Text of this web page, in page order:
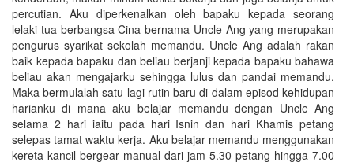
percutian. Aku diperkenalkan oleh bapaku kepada seorang
lelaki tua berbangsa Cina bernama Uncle Ang yang merupakan
pengurus syarikat sekolah memandu. Uncle Ang adalah rakan
baik kepada bapaku dan beliau berjanji kepada bapaku bahawa
beliau akan mengajarku sehingga lulus dan pandai memandu.
Maka bermulalah satu lagi rutin baru di dalam episod kehidupan
harianku di mana aku belajar memandu dengan Uncle Ang
selama 2 hari iaitu pada hari Isnin dan hari Khamis petang
selepas tamat waktu kerja. Aku belajar memandu menggunakan
kereta kancil bergear manual dari jam 5.30 petang hingga 7.00